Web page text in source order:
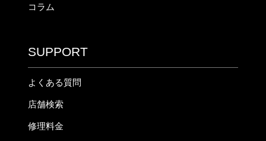
コラム
SUPPORT
よくある質問
店舗検索
修理料金